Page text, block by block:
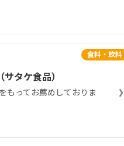
食料・飲料
タケ食品）
もってお薦めしておりま
›